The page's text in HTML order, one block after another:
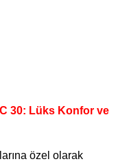
30: Lüks Konfor ve
özel olarak